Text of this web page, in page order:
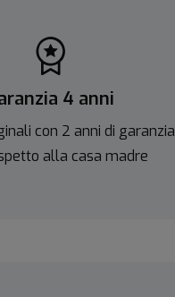
4 anni
con 2 anni di garanzia
alla casa madre